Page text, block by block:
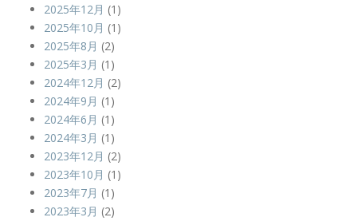
2025年12月 (1)
2025年10月 (1)
2025年8月 (2)
2025年3月 (1)
2024年12月 (2)
2024年9月 (1)
2024年6月 (1)
2024年3月 (1)
2023年12月 (2)
2023年10月 (1)
2023年7月 (1)
2023年3月 (2)